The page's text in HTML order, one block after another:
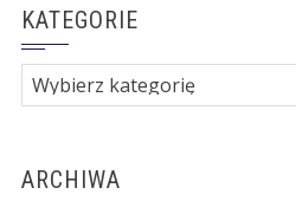
KATEGORIE
Kategorie
ARCHIWA